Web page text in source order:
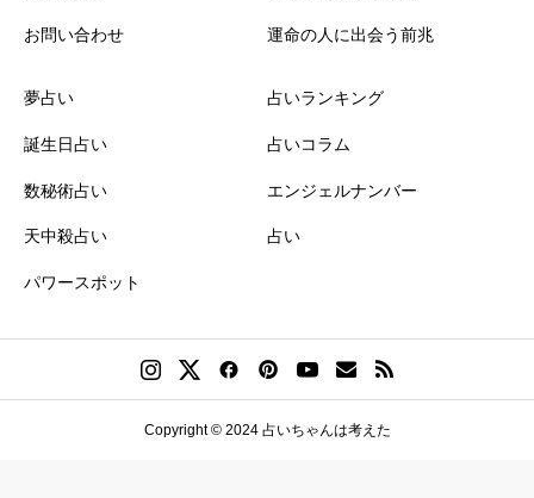
お問い合わせ 運命の人に出会う前兆
夢占い
誕生日占い
数秘術占い
天中殺占い
パワースポット
占いランキング
占いコラム
エンジェルナンバー
占い
Copyright © 2024 占いちゃんは考えた